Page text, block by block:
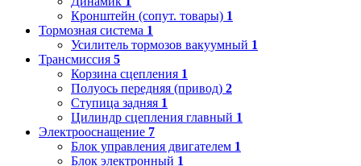
Кронштейн (сопут. товары) 1
Тормозная система 1
Усилитель тормозов вакуумный 1
Трансмиссия 5
Корзина сцепления 1
Полуось передняя (привод) 2
Ступица задняя 1
Цилиндр сцепления главный 1
Электрооснащение 7
Блок управления двигателем 1
Блок электронный 1